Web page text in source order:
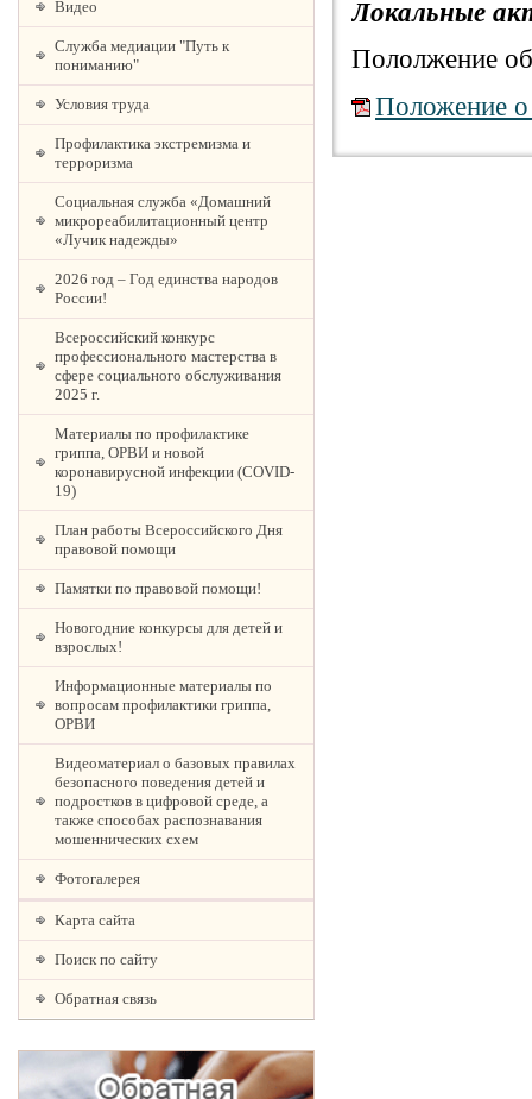
Видео
Служба медиации "Путь к
пониманию"
Условия труда
Профилактика экстремизма и
терроризма
Социальная служба «Домашний
микрореабилитационный центр
«Лучик надежды»
2026 год – Год единства народов
России!
Всероссийский конкурс
профессионального мастерства в
сфере социального обслуживания
2025 г.
Материалы по профилактике
гриппа, ОРВИ и новой
коронавирусной инфекции (COVID-
19)
План работы Всероссийского Дня
правовой помощи
Памятки по правовой помощи!
Новогодние конкурсы для детей и
взрослых!
Информационные материалы по
вопросам профилактики гриппа,
ОРВИ
Видеоматериал о базовых правилах
безопасного поведения детей и
подростков в цифровой среде, а
также способах распознавания
мошеннических схем
Фотогалерея
Карта сайта
Поиск по сайту
Обратная связь
Локальные
Пололжение об
Положение о